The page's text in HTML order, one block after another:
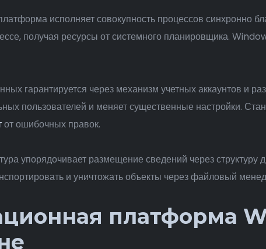
исполняет совокупность процессов синхронно
получая ресурсы от системного планировщика.
гарантируется через механизм учетных аккаунтов и
пользователей и меняет существенные настройки.
от ошибочных правок.
упорядочивает размещение сведений через
и уничтожать объекты через файловый
платформа